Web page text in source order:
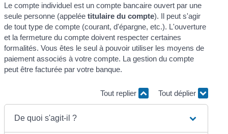
Le compte individuel est un compte bancaire ouvert par une
seule personne (appeléetitulaire du compte). Il peut s'agir
de tout type de compte (courant, d'épargne, etc.). L'ouverture
et la fermeture du compte doivent respecter certaines
formalités. Vous êtes le seul à pouvoir utiliser les moyens de
paiement associés à votre compte. La gestion du compte
peut être facturée par votre banque.
Tout replier Tout déplier
De quoi s'agit-il ?